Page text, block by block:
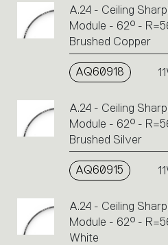
A.24 - Ceiling
Module - 62° -
Brushed Copper
AQ60918
A.24 - Ceiling
Module - 62° -
Brushed Silver
AQ60915
A.24 - Ceiling
Module - 62° -
White